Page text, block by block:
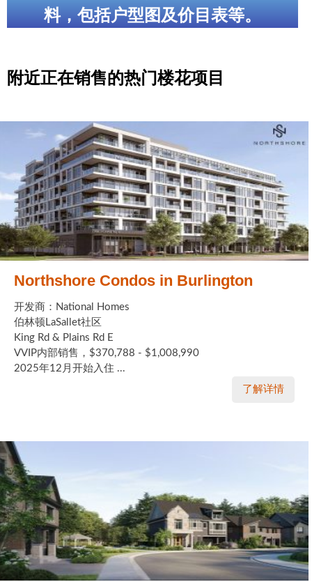
料，包括户型图及价目表等。
附近正在销售的热门楼花项目
Northshore Condos in Burlington
开发商：National Homes
伯林顿LaSallet社区
King Rd & Plains Rd E
VVIP内部销售，$370,788 - $1,008,990
2025年12月开始入住 ...
了解详情